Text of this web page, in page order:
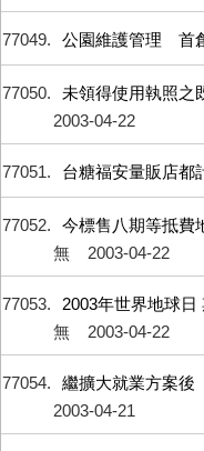
77049 公園維護管理 首
77050 未領得使用執照
2003-04-22
77051 台糖福安量販店
77052
今標售八期等抵
無
2003-04-22
77053
2003年世界地球
無
2003-04-22
77054 繼擴大就業方案
2003-04-21